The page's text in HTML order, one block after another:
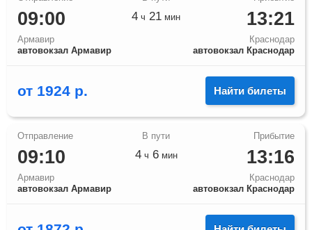
09:00
Армавир
автовокзал Армавир
13:21
Краснодар
автовокзал Краснодар
4 ч 21 мин
от 1924 р. Найти билеты
09:10
Армавир
автовокзал Армавир
13:16
Краснодар
автовокзал Краснодар
4ч 6мин